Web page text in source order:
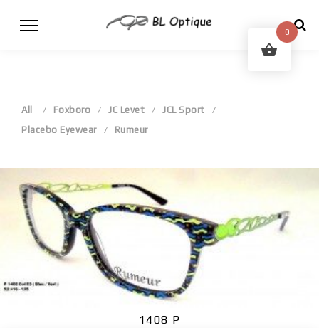
All Foxboro JC Levet
JCL Sport
Placebo Eyewear
Rumeur
1408 P
0